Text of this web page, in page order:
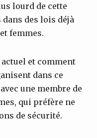
lourd de cette
des lois déjà
femmes.
et comment
dans ce
une membre de
qui préfère ne
de sécurité.